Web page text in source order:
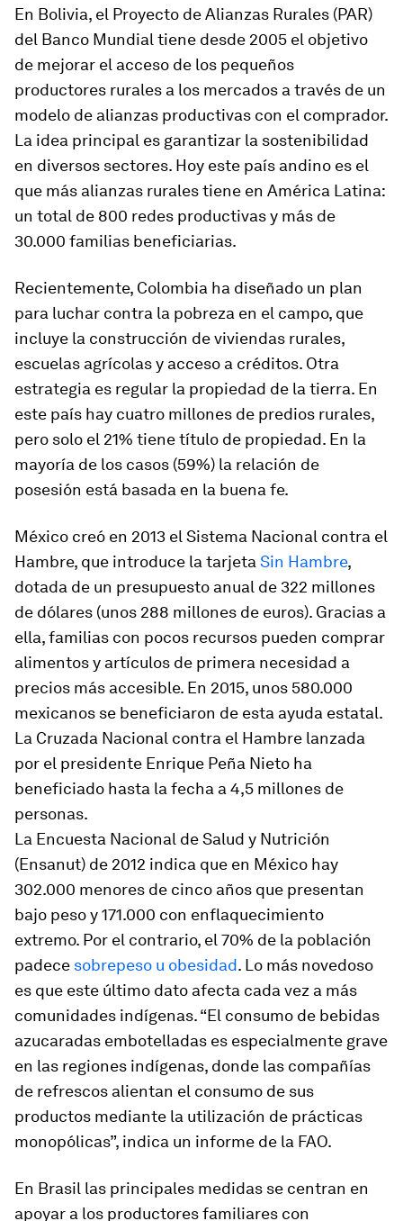
En Bolivia, el Proyecto de Alianzas Rurales (PAR)
del Banco Mundial tiene desde 2005 el objetivo
de mejorar el acceso de los pequeños
productores rurales a los mercados a través de un
modelo de alianzas productivas con el comprador.
La idea principal es garantizar la sostenibilidad
en diversos sectores. Hoy este país andino es el
que más alianzas rurales tiene en América Latina:
un total de 800 redes productivas y más de
30.000 familias beneficiarias.
Recientemente, Colombia ha diseñado un plan
para luchar contra la pobreza en el campo, que
incluye la construcción de viviendas rurales,
escuelas agrícolas y acceso a créditos. Otra
estrategia es regular la propiedad de la tierra. En
este país hay cuatro millones de predios rurales,
pero solo el 21% tiene título de propiedad. En la
mayoría de los casos (59%) la relación de
posesión está basada en la buena fe.
México creó en 2013 el Sistema Nacional contra el
Hambre, que introduce la tarjeta Sin Hambre,
dotada de un presupuesto anual de 322 millones
de dólares (unos 288 millones de euros). Gracias a
ella, familias con pocos recursos pueden comprar
alimentos y artículos de primera necesidad a
precios más accesible. En 2015, unos 580.000
mexicanos se beneficiaron de esta ayuda estatal.
La Cruzada Nacional contra el Hambre lanzada
por el presidente Enrique Peña Nieto ha
beneficiado hasta la fecha a 4,5 millones de
personas.
La Encuesta Nacional de Salud y Nutrición
(Ensanut) de 2012 indica que en México hay
302.000 menores de cinco años que presentan
bajo peso y 171.000 con enflaquecimiento
extremo. Por el contrario, el 70% de la población
padece sobrepeso u obesidad. Lo más novedoso
es que este último dato afecta cada vez a más
comunidades indígenas. “El consumo de bebidas
azucaradas embotelladas es especialmente grave
en las regiones indígenas, donde las compañías
de refrescos alientan el consumo de sus
productos mediante la utilización de prácticas
monopólicas”, indica un informe de la FAO.
En Brasil las principales medidas se centran en
apoyar a los productores familiares con